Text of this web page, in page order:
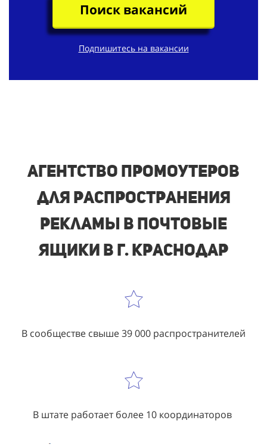
Поиск вакансий
Подпишитесь на вакансии
Агентство промоутеров
для распространения
рекламы в почтовые
ящики в г. Краснодар
В сообществе свыше 39 000 распространителей
В штате работает более 10 координаторов